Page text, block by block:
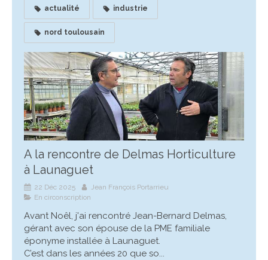
actualité industrie
nord toulousain
A la rencontre de Delmas Horticulture
à Launaguet
22 Déc 2025
Jean François Portarrieu
En circonscription
Avant Noêl, j'ai rencontré Jean-Bernard Delmas,
gérant avec son épouse de la PME familiale
éponyme installée à Launaguet.
C’est dans les années 20 que so...